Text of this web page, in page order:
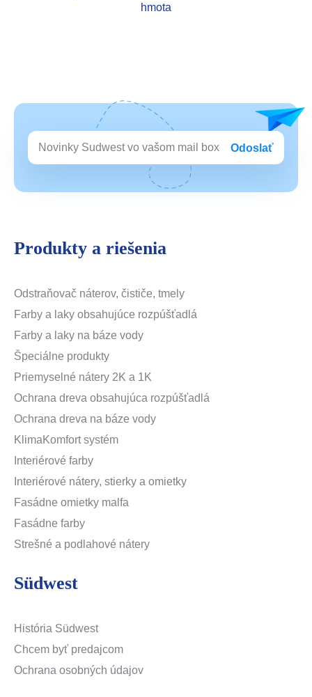
hmota
Odoslať
Produkty a riešenia
Odstraňovač náterov, čističe, tmely
Farby a laky obsahujúce rozpúšťadlá
Farby a laky na báze vody
Špeciálne produkty
Priemyselné nátery 2K a 1K
Ochrana dreva obsahujúca rozpúšťadlá
Ochrana dreva na báze vody
KlimaKomfort systém
Interiérové farby
Interiérové nátery, stierky a omietky
Fasádne omietky malfa
Fasádne farby
Strešné a podlahové nátery
Südwest
História Südwest
Chcem byť predajcom
Ochrana osobných údajov